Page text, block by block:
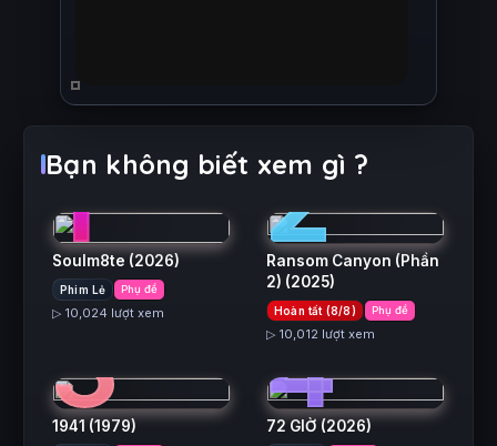
Bạn không biết xem gì ?
1
Soulm8te (2026)
Phim Lẻ Phụ đề
▷ 10,024 lượt xem
2
Ransom Canyon (Phần
2) (2025)
Hoàn tất (8/8) Phụ đề
▷ 10,012 lượt xem
3
1941 (1979) 4
72 GIỜ (2026)